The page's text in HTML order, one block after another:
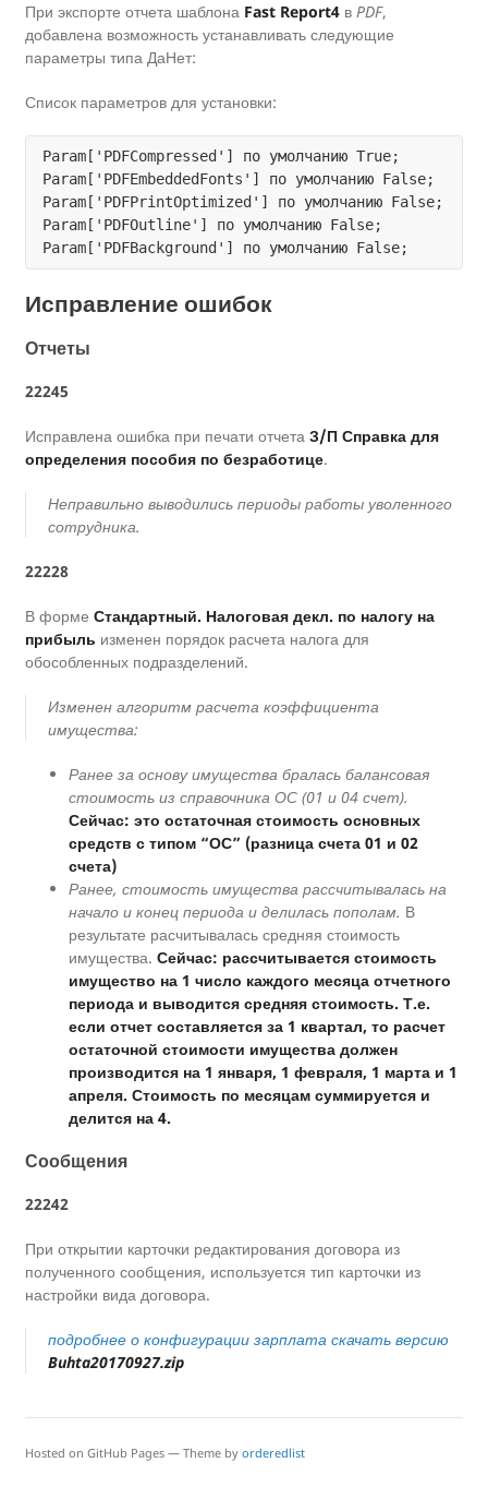
При экспорте отчета шаблона Fast Report4 в PDF,
добавлена возможность устанавливать следующие
параметры типа ДаНет:
Список параметров для установки:
Param['PDFCompressed'] по умолчанию True;
Param['PDFEmbeddedFonts'] по умолчанию False;
Param['PDFPrintOptimized'] по умолчанию False;
Param['PDFOutline'] по умолчанию False;
Исправление ошибок
Отчеты
22245
Исправлена ошибка при печати отчета З/П Справка для
определения пособия по безработице.
Неправильно выводились периоды работы уволенного
сотрудника.
22228
В форме Стандартный. Налоговая декл. по налогу на
прибыль изменен порядок расчета налога для
обособленных подразделений.
Изменен алгоритм расчета коэффициента
имущества:
Ранее за основу имущества бралась балансовая
стоимость из справочника ОС (01 и 04 счет).
Сейчас: это остаточная стоимость основных
средств с типом “ОС” (разница счета 01 и 02
счета)
Ранее, стоимость имущества рассчитывалась на
начало и конец периода и делилась пополам. В
результате расчитывалась средняя стоимость
имущества. Сейчас: рассчитывается стоимость
имущество на 1 число каждого месяца отчетного
периода и выводится средняя стоимость. Т.е.
если отчет составляется за 1 квартал, то расчет
остаточной стоимости имущества должен
производится на 1 января, 1 февраля, 1 марта и 1
апреля. Стоимость по месяцам суммируется и
делится на 4.
Сообщения
22242
При открытии карточки редактирования договора из
полученного сообщения, используется тип карточки из
настройки вида договора.
подробнее о конфигурации зарплата скачать версию
Buhta20170927.zip
Hosted on GitHub Pages — Theme by orderedlist